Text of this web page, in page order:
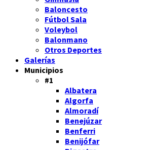
Baloncesto
Fútbol Sala
Voleybol
Balonmano
Otros Deportes
Galerías
Municipios
#1
Albatera
Algorfa
Almoradí
Benejúzar
Benferri
Benijófar